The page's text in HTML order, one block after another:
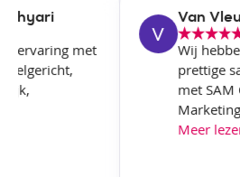
met
Van
Wij hebben
prettige
met SAM
Marketing.
Meer lezen